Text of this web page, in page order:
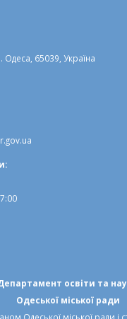
Одеса, 65039, Україна
освіти та
Одеської міської ради